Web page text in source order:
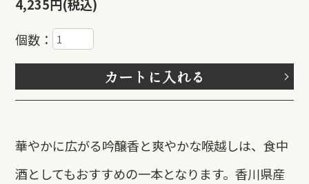
4,235円(税込)
個数：
カートに入れる
華やかに広がる吟醸香と爽やかな喉越しは、食中
酒としてもおすすめの一本となります。香川県産